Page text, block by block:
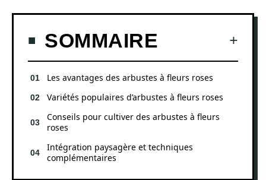
SOMMAIRE
Les avantages des arbustes à fleurs roses
Variétés populaires d’arbustes à fleurs roses
Conseils pour cultiver des arbustes à fleurs
roses
Intégration paysagère et techniques
complémentaires